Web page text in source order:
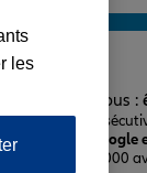
pour nous :
2ème fois
notée sur Google
avec 43 000
les